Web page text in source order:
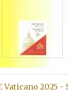
Vaticano 2025 -